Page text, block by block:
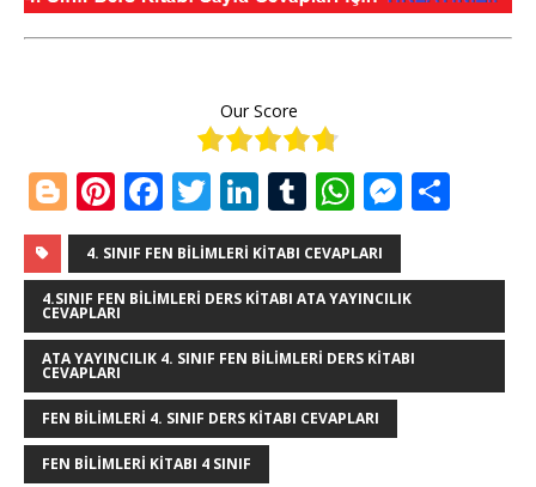
Our Score
Bl
o
g
g
e
r
Pi
n
te
r
e
st
F
a
c
e
b
o
o
k
T
w
it
te
r
Li
n
k
e
dI
n
T
u
m
bl
r
W
h
at
s
A
p
p
M
ss
e
n
g
ar
4. SINIF FEN BILIMLERI KITABI CEVAPLARI
4.SINIF FEN BILIMLERI DERS KITABI ATA YAYINCILIK
CEVAPLARI
ATA YAYINCILIK 4. SINIF FEN BILIMLERI DERS KITABI
CEVAPLARI
FEN BILIMLERI 4. SINIF DERS KITABI CEVAPLARI
FEN BILIMLERI KITABI 4 SINIF